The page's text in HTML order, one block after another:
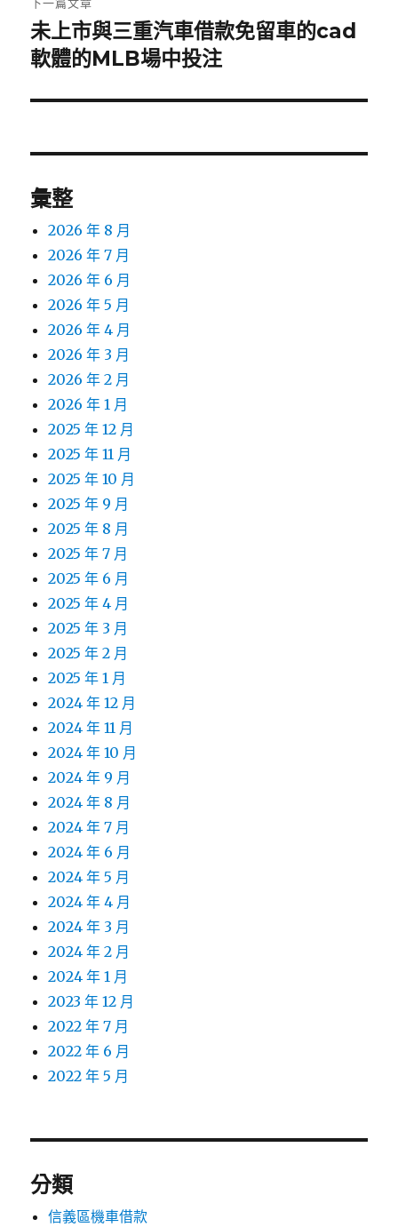
下
一
文
未上市與三重汽車借款免留車的cad
軟體的MLB場中投注
彙整
2026 年 8 月
2026 年 7 月
2026 年 6 月
2026 年 5 月
2026 年 4 月
2026 年 3 月
2026 年 2 月
2026 年 1 月
2025 年 12 月
2025 年 11 月
2025 年 10 月
2025 年 9 月
2025 年 8 月
2025 年 7 月
2025 年 6 月
2025 年 4 月
2025 年 3 月
2025 年 2 月
2025 年 1 月
2024 年 12 月
2024 年 11 月
2024 年 10 月
2024 年 9 月
2024 年 8 月
2024 年 7 月
2024 年 6 月
2024 年 5 月
2024 年 4 月
2024 年 3 月
2024 年 2 月
2024 年 1 月
2023 年 12 月
2022 年 7 月
2022 年 6 月
2022 年 5 月
分類
信義區機車借款